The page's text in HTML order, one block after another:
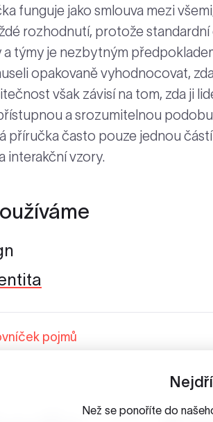
funguje jako smlouva mezi
rozhodnutí, protože
týmy je nezbytným
opakovaně vyhodnocovat,
však závisí na tom, zda ji
a srozumitelnou
příručka často pouze jednou
interakční vzory.
pojmů
Než se ponoříte do